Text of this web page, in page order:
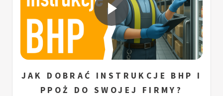
JAK DOBRAĆ INSTRUKCJE BHP I
PPOŻ DO SWOJEJ FIRMY?